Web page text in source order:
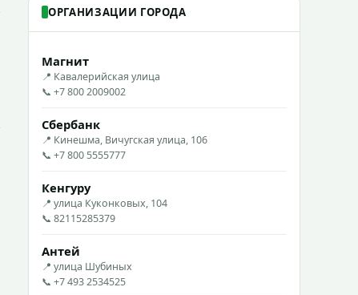
ОРГАНИЗАЦИИ ГОРОДА
Магнит
📍 Кавалерийская улица
📞 +7 800 2009002
Сбербанк
📍 Кинешма, Вичугская улица, 106
📞 +7 800 5555777
Кенгуру
📍 улица Куконковых, 104
📞 82115285379
Антей
📍 улица Шубиных
📞 +7 493 2534525